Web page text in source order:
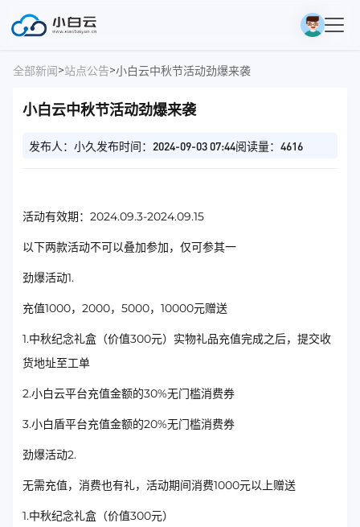
全部新闻>站点公告>小白云中秋节活动劲爆来袭
小白云中秋节活动劲爆来袭
发布人：小久 发布时间：2024-09-03 07:44阅读量：4616
活动有效期：2024.09.3-2024.09.15
以下两款活动不可以叠加参加，仅可参其一
劲爆活动1.
充值1000，2000，5000，10000元赠送
1.中秋纪念礼盒（价值300元）实物礼品充值完成之后，提交收
货地址至工单
2.小白云平台充值金额的30%无门槛消费券
3.小白盾平台充值金额的20%无门槛消费券
劲爆活动2.
无需充值，消费也有礼，活动期间消费1000元以上赠送
1.中秋纪念礼盒（价值300元）